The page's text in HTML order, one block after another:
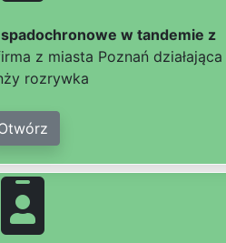
w tandemie z
z miasta Poznań działająca
rozrywka